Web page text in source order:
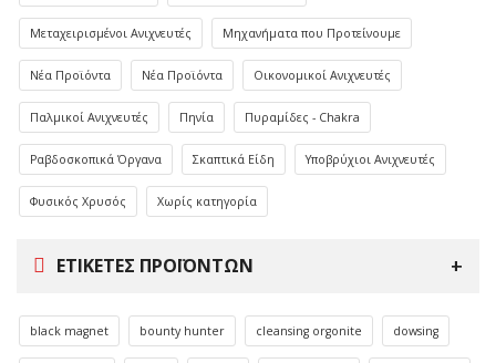
Μεταχειρισμένοι Ανιχνευτές Μηχανήματα που Προτείνουμε
Νέα Προϊόντα Νέα Προϊόντα Οικονομικοί Ανιχνευτές
Παλμικοί Ανιχνευτές Πηνία Πυραμίδες - Chakra
Ραβδοσκοπικά Όργανα Σκαπτικά Είδη Υποβρύχιοι Ανιχνευτές
Φυσικός Χρυσός Χωρίς κατηγορία
ΕΤΙΚΈΤΕΣ ΠΡΟΪΌΝΤΩΝ
black magnet bounty hunter cleansing orgonite dowsing